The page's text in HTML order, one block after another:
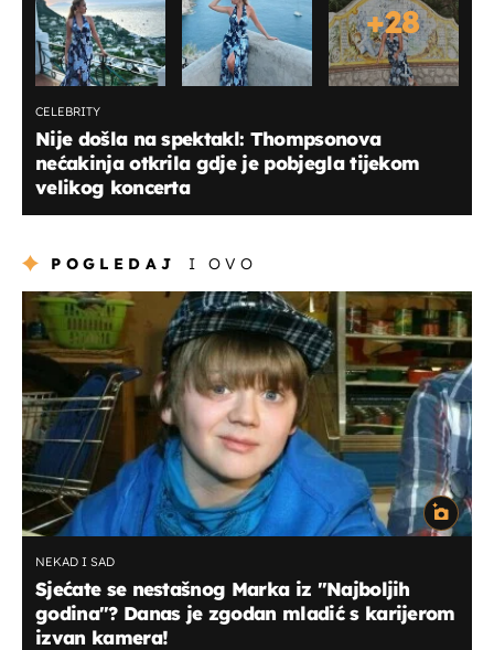
+28
CELEBRITY
Nije došla na spektakl: Thompsonova
nećakinja otkrila gdje je pobjegla tijekom
velikog koncerta
POGLEDAJ I OVO
NEKAD I SAD
Sjećate se nestašnog Marka iz "Najboljih
godina"? Danas je zgodan mladić s karijerom
izvan kamera!